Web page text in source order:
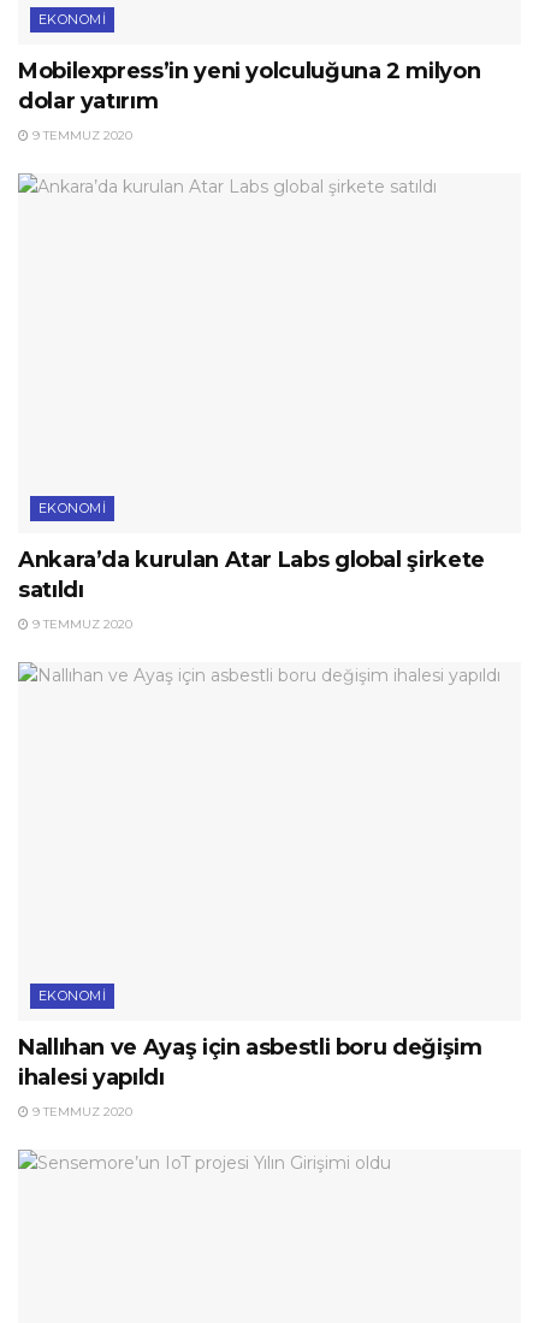
EKONOMI
Mobilexpress’in yeni yolculuğuna 2 milyon
dolar yatırım
9 TEMMUZ 2020
EKONOMI
Ankara’da kurulan Atar Labs global şirkete
satıldı
9 TEMMUZ 2020
EKONOMI
Nallıhan ve Ayaş için asbestli boru değişim
ihalesi yapıldı
9 TEMMUZ 2020